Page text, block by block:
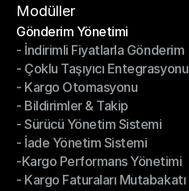
Hizmet Şartları
Modüller
Gönderim Yönetimi
Gönderim Yönetimi
- İndirimli Fiyatlarla Gönderim
- İndirimli Fiyatlarla Gönderim
- Çoklu Taşıyıcı Entegrasyonu
- Çoklu Taşıyıcı Entegrasyonu
- Kargo Otomasyonu
- Kargo Otomasyonu
- Bildirimler & Takip
- Bildirimler & Takip
- Sürücü Yönetim Sistemi
- Sürücü Yönetim Sistemi
- İade Yönetim Sistemi
- İade Yönetim Sistemi
-Kargo Performans Yönetimi
-Kargo Performans Yönetimi
- Kargo Faturaları Mutabakatı